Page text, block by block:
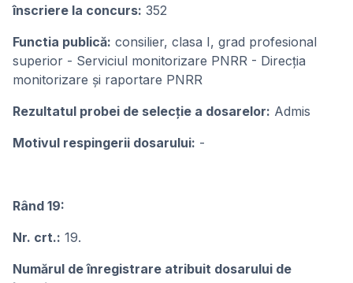
înscriere la concurs: 352
Functia publică: consilier, clasa I, grad profesional
superior - Serviciul monitorizare PNRR - Direcția
monitorizare și raportare PNRR
Rezultatul probei de selecție a dosarelor: Admis
Motivul respingerii dosarului: -
Rând 19:
Nr. crt.: 19.
Numărul de înregistrare atribuit dosarului de